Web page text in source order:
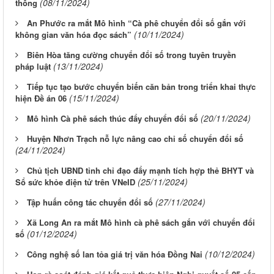
thông (08/11/2024)
An Phước ra mắt Mô hình “Cà phê chuyển đổi số gắn với
không gian văn hóa đọc sách” (10/11/2024)
Biên Hòa tăng cường chuyển đổi số trong tuyên truyền
pháp luật (13/11/2024)
Tiếp tục tạo bước chuyển biến căn bản trong triển khai thực
hiện Đề án 06 (15/11/2024)
Mô hình Cà phê sách thúc đẩy chuyển đổi số (20/11/2024)
Huyện Nhơn Trạch nỗ lực nâng cao chỉ số chuyển đổi số
(24/11/2024)
Chủ tịch UBND tỉnh chỉ đạo đẩy mạnh tích hợp thẻ BHYT và
Sổ sức khỏe điện tử trên VNeID (25/11/2024)
Tập huấn công tác chuyển đổi số (27/11/2024)
Xã Long An ra mắt Mô hình cà phê sách gắn với chuyển đổi
số (01/12/2024)
Công nghệ số lan tỏa giá trị văn hóa Đồng Nai (10/12/2024)